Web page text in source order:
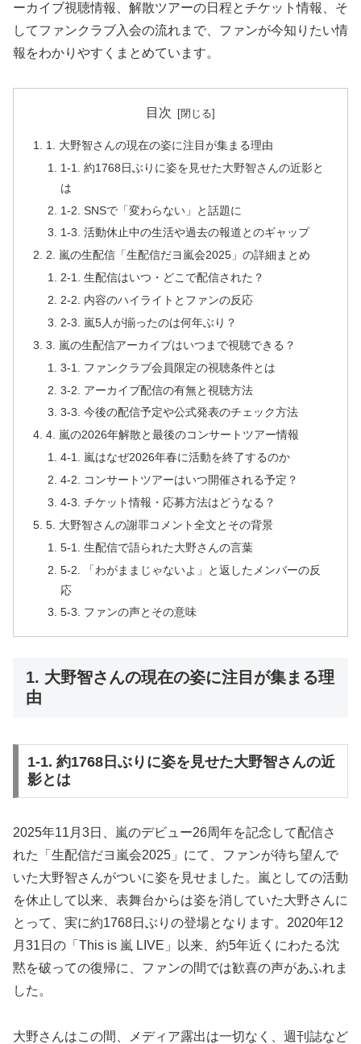
ーカイブ視聴情報、解散ツアーの日程とチケット情報、そ
してファンクラブ入会の流れまで、ファンが今知りたい情
報をわかりやすくまとめています。
目次
1. 大野智さんの現在の姿に注目が集まる理由
1-1. 約1768日ぶりに姿を見せた大野智さんの近影と
は
1-2. SNSで「変わらない」と話題に
1-3. 活動休止中の生活や過去の報道とのギャップ
2. 嵐の生配信「生配信だヨ嵐会2025」の詳細まとめ
2-1. 生配信はいつ・どこで配信された？
2-2. 内容のハイライトとファンの反応
2-3. 嵐5人が揃ったのは何年ぶり？
3. 嵐の生配信アーカイブはいつまで視聴できる？
3-1. ファンクラブ会員限定の視聴条件とは
3-2. アーカイブ配信の有無と視聴方法
3-3. 今後の配信予定や公式発表のチェック方法
4. 嵐の2026年解散と最後のコンサートツアー情報
4-1. 嵐はなぜ2026年春に活動を終了するのか
4-2. コンサートツアーはいつ開催される予定？
4-3. チケット情報・応募方法はどうなる？
5. 大野智さんの謝罪コメント全文とその背景
5-1. 生配信で語られた大野さんの言葉
5-2. 「わがままじゃないよ」と返したメンバーの反
応
5-3. ファンの声とその意味
1. 大野智さんの現在の姿に注目が集まる理
由
1-1. 約1768日ぶりに姿を見せた大野智さんの近
影とは
2025年11月3日、嵐のデビュー26周年を記念して配信さ
れた「生配信だヨ嵐会2025」にて、ファンが待ち望んで
いた大野智さんがついに姿を見せました。嵐としての活動
を休止して以来、表舞台からは姿を消していた大野さんに
とって、実に約1768日ぶりの登場となります。2020年12
月31日の「This is 嵐 LIVE」以来、約5年近くにわたる沈
黙を破っての復帰に、ファンの間では歓喜の声があふれま
した。
大野さんはこの間、メディア露出は一切なく、週刊誌など